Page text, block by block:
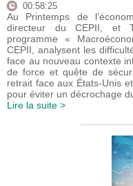
00:58:25
Au Printemps de
directeur du CEPII, et
programme «
CEPII, analysent les
face au nouveau contexte
de force et quête de
retrait face aux États-Unis
pour éviter un décrochage
Lire la suite >